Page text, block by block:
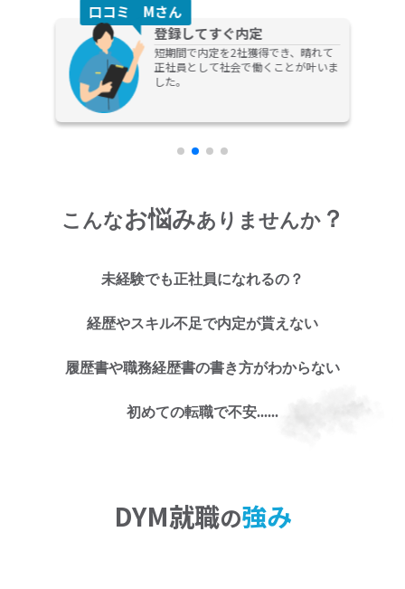
キャリア相談
担当の方がとても熱心に話を聞いてく
れる方で、今後のキャリアプランなど
の提案までしてもらえてものすごく助
口コミ Dさん
こんなお悩みありませんか？
未経験でも正社員になれるの？
経歴やスキル不足で内定が貰えない
履歴書や職務経歴書の書き方がわからない
初めての転職で不安......
お仕事探しのお悩み
お任せくださ
DYM就職の強み